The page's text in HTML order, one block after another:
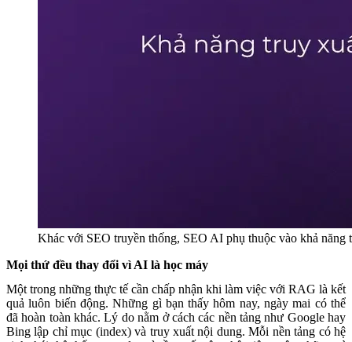
Khác với SEO truyền thống, SEO AI phụ thuộc vào khả năng
Mọi thứ đều thay đổi vì AI là học máy
Một trong những thực tế cần chấp nhận khi làm việc với RAG là kết
quả luôn biến động. Những gì bạn thấy hôm nay, ngày mai có thể
đã hoàn toàn khác. Lý do nằm ở cách các nền tảng như Google hay
Bing lập chỉ mục (index) và truy xuất nội dung. Mỗi nền tảng có hệ